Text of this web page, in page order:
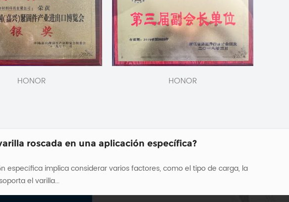
HONOR HONOR
como pernos hexagonales o tirafondos?
se aprietan. Est...
¿Qué medidas se pueden tomar durante el desmontaje y almacenamiento para preservar la integridad de los pernos de las bridas para una posible reutilización?
resistencia del material y los márgenes de seguridad. Determine la carga: comprenda la carga que soporta el varilla...
como pernos hexagonales o tirafondos?
se aprietan. Est...